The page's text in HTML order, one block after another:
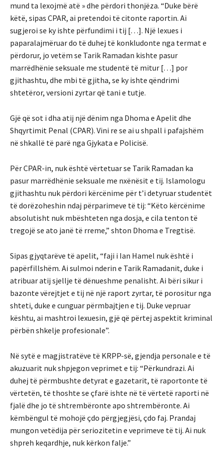
mund ta lexojmë atë » dhe përdori thonjëza. “Duke bërë
këtë, sipas CPAR, ai pretendoi të citonte raportin. Ai
sugjeroi se ky ishte përfundimi i tij […]. Një lexues i
paparalajmëruar do të duhej të konkludonte nga termat e
përdorur, jo vetëm se Tarik Ramadan kishte pasur
marrëdhënie seksuale me studentë të mitur […] por
gjithashtu, dhe mbi të gjitha, se ky ishte qëndrimi
shtetëror, versioni zyrtar që tani e tutje.
Gjë që sot i dha atij një dënim nga Dhoma e Apelit dhe
Shqyrtimit Penal (CPAR). Vini re se ai u shpall i pafajshëm
në shkallë të parë nga Gjykata e Policisë.
Për CPAR-in, nuk është vërtetuar se Tarik Ramadan ka
pasur marrëdhënie seksuale me nxënësit e tij. Islamologu
gjithashtu nuk përdori kërcënime për t’i detyruar studentët
të dorëzoheshin ndaj përparimeve të tij: “Këto kërcënime
absolutisht nuk mbështeten nga dosja, e cila tenton të
tregojë se ato janë të rreme,” shton Dhoma e Tregtisë.
Sipas gjyqtarëve të apelit, “faji i Ian Hamel nuk është i
papërfillshëm. Ai sulmoi nderin e Tarik Ramadanit, duke i
atribuar atij sjellje të dënueshme penalisht. Ai bëri sikur i
bazonte vërejtjet e tij në një raport zyrtar, të porositur nga
shteti, duke e cunguar përmbajtjen e tij. Duke vepruar
kështu, ai mashtroi lexuesin, gjë që përtej aspektit kriminal
përbën shkelje profesionale”.
Në sytë e magjistratëve të KRPP-së, gjendja personale e të
akuzuarit nuk shpjegon veprimet e tij: “Përkundrazi. Ai
duhej të përmbushte detyrat e gazetarit, të raportonte të
vërtetën, të thoshte se çfarë ishte në të vërtetë raporti në
fjalë dhe jo të shtrembëronte apo shtrembëronte. Ai
këmbëngul të mohojë çdo përgjegjësi, çdo faj. Prandaj
mungon vetëdija për seriozitetin e veprimeve të tij. Ai nuk
shpreh keqardhje, nuk kërkon falje.”